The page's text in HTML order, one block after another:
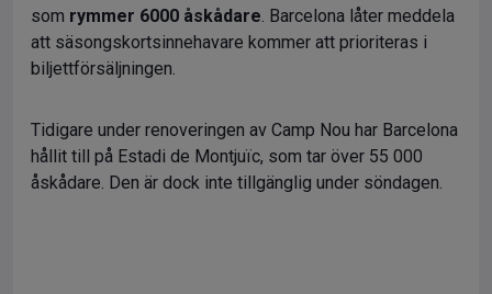
som rymmer 6000 åskådare. Barcelona låter meddela
att säsongskortsinnehavare kommer att prioriteras i
biljettförsäljningen.
Tidigare under renoveringen av Camp Nou har Barcelona
hållit till på Estadi de Montjuïc, som tar över 55 000
åskådare. Den är dock inte tillgänglig under söndagen.